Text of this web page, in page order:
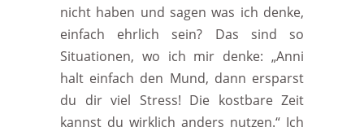
nicht haben und sagen was ich denke,
einfach ehrlich sein? Das sind so
Situationen, wo ich mir denke: „Anni
halt einfach den Mund, dann ersparst
du dir viel Stress! Die kostbare Zeit
kannst du wirklich anders nutzen.“ Ich